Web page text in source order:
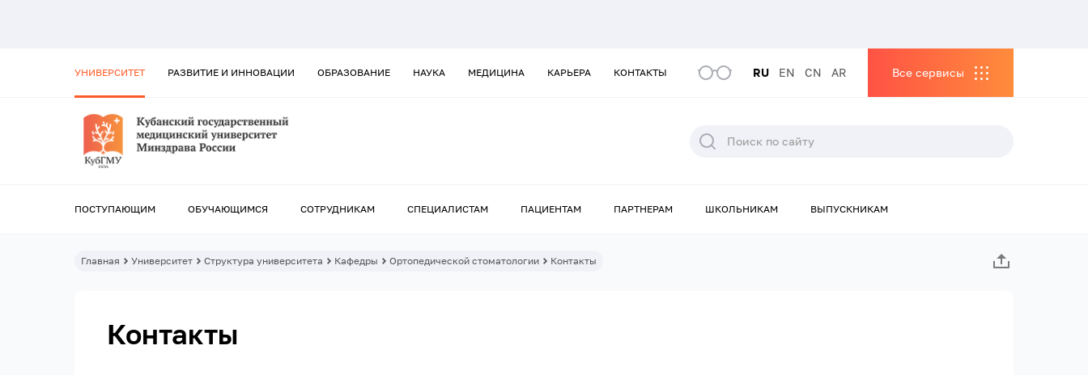
УНИВЕРСИТЕТ РАЗВИТИЕ И ИННОВАЦИИ ОБРАЗОВАНИЕ НАУКА МЕДИЦИНА КАРЬЕРА КОНТАКТЫ RU EN CN AR Все сервисы
ПОСТУПАЮЩИМ ОБУЧАЮЩИМСЯ СОТРУДНИКАМ СПЕЦИАЛИСТАМ ПАЦИЕНТАМ ПАРТНЕРАМ ШКОЛЬНИКАМ ВЫПУСКНИКАМ
Главная Университет Структура университета Кафедры Ортопедической стоматологии Контакты
Контакты